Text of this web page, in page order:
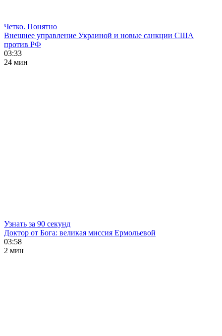
Четко. Понятно
Внешнее управление Украиной и новые санкции США
против РФ
03:33
24 мин
Узнать за 90 секунд
Доктор от Бога: великая миссия Ермольевой
03:58
2 мин